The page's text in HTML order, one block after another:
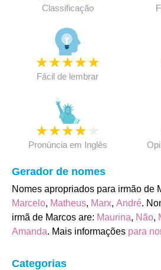
Classificação
★★★★★
Fácil de lembrar
★★★★
Pronúncia em Inglês
Gerador de nomes
Nomes apropriados para irmão de
Marcelo, Matheus, Marx, André.
irmã de Marcos are: Maurina, Não,
Amanda. Mais informações para
Categorias